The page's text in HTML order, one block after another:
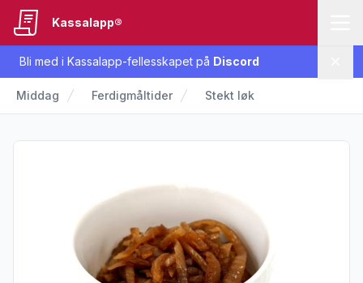
Bli med i Kassalapp-fellesskapet på Discord
Kassalapp®
Middag Ferdigmåltider Stekt løk